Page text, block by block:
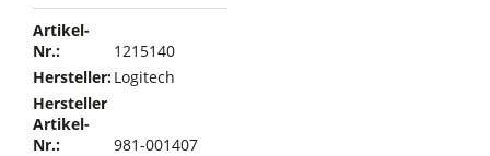
Artikel-
Nr.:
1215140
Hersteller:Logitech
Hersteller
Artikel-
Nr.:
981-001407